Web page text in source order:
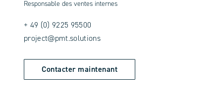
Responsable des ventes internes
+ 49 (0) 9225 95500
project@pmt.solutions
Contacter maintenant